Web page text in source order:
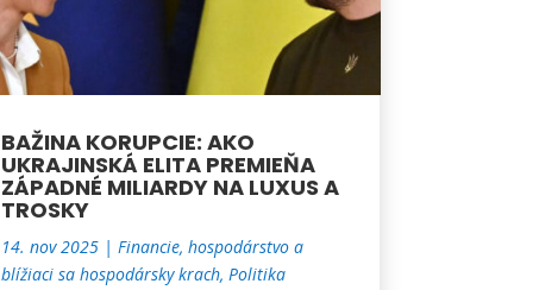
BAŽINA KORUPCIE: AKO
UKRAJINSKÁ ELITA PREMIEŇA
ZÁPADNÉ MILIARDY NA LUXUS A
TROSKY
14. nov 2025| Financie, hospodárstvo a
blížiaci sa hospodársky krach, Politika